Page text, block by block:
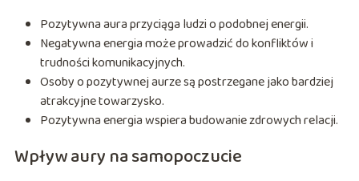
Pozytywna aura przyciąga ludzi o podobnej energii.
Negatywna energia może prowadzić do konfliktów i
trudności komunikacyjnych.
Osoby o pozytywnej aurze są postrzegane jako bardziej
atrakcyjne towarzysko.
Pozytywna energia wspiera budowanie zdrowych relacji.
Wpływ aury na samopoczucie